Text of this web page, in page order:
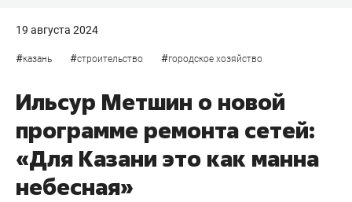
19 августа 2024
#казань #строительство #городское хозяйство
Ильсур Метшин о новой
программе ремонта сетей:
«Для Казани это как манна
небесная»